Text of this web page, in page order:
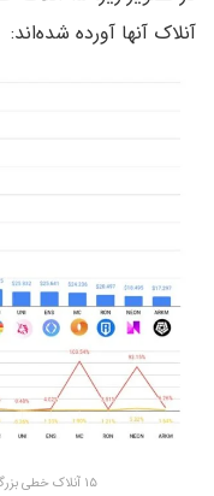
آنلاک آنها آورده شده‌اند:
۱۵ آنلاک خطی بزرگ ماه سپتامبر – منبع: token.unlocks